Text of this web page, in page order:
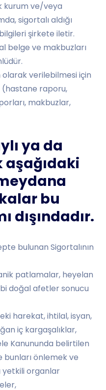
kurum ve/veya
sigortalı aldığı
şirkete iletir.
belge ve makbuzları
verilebilmesi için
raporu,
makbuzlar,
ya da
aşağıdaki
bu
dışındadır.
bulunan Sigortalının
patlamalar, heyelan
doğal afetler sonucu
harekat, ihtilal, isyan,
iç kargaşalıklar,
Kanununda belirtilen
önlemek ve
yetkili organlar